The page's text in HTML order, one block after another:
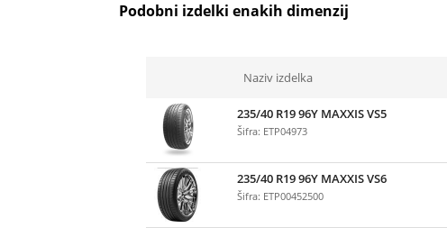
Podobni izdelki enakih dimenzij
Naziv izdelka
235/40 R19 96Y MAXXIS VS5
Šifra: ETP04973
235/40 R19 96Y MAXXIS VS6
Šifra: ETP00452500